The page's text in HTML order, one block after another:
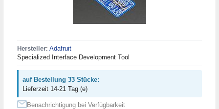
Hersteller: Adafruit
Specialized Interface Development Tool
auf Bestellung 33 Stücke:
Lieferzeit 14-21 Tag (e)
Benachrichtigung bei Verfügbarkeit